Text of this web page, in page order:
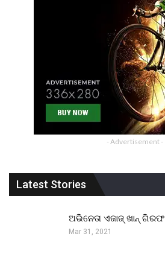
- Advertisement -
Latest Stories
ଅଭିନେତା ଏଜାଜ୍ ଖାନ୍ ଗିରଫ
Mar 31, 2021